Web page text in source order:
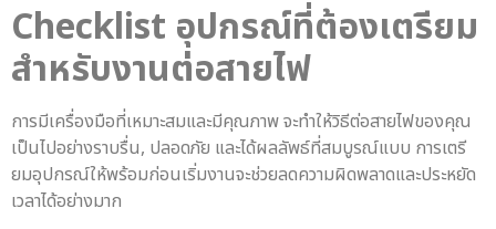
Checklist อุปกรณ์ที่ต้องเตรียม
สำหรับงานต่อสายไฟ
การมีเครื่องมือที่เหมาะสมและมีคุณภาพ จะทำให้วิธีต่อสายไฟของคุณ
เป็นไปอย่างราบรื่น, ปลอดภัย และได้ผลลัพธ์ที่สมบูรณ์แบบ การเตรี
ยมอุปกรณ์ให้พร้อมก่อนเริ่มงานจะช่วยลดความผิดพลาดและประหยัด
เวลาได้อย่างมาก